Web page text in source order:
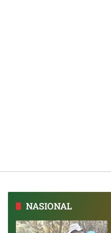
NASIONAL